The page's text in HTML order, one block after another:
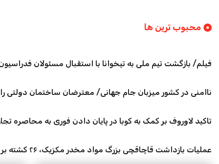
محبوب ترین ها
فیلم/ بازگشت تیم ملی به تیخوانا با استقبال مسئولان
ناامنی در کشور میزبان جام جهانی/ معترضان ساختمان دولتی
تاکید لاوروف بر کمک به کوبا در پایان دادن فوری به محاصره
عملیات بازداشت قاچاقچی بزرگ مواد مخدر مکزیک، ۲۶ کشته بر جای گذاشت+ فیلم